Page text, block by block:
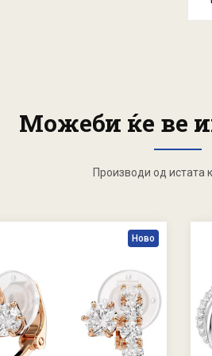
Можеби ќе ве
Производи од истата
Ново